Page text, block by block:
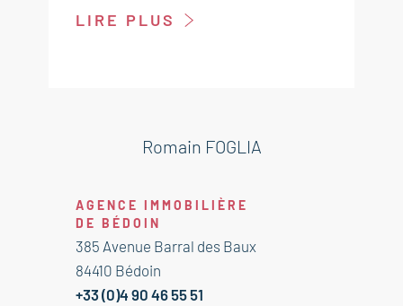
location saisonnière. A découvrir !
Salle d'eau wc 7 m²
Chambre avec placard 14.5 m²
Abri pour vélo 4.5 m²
Immobilier Bedoin - Mont-Ventoux
LIRE PLUS
Romain FOGLIA
AGENCE IMMOBILIÈRE
DE BÉDOIN
385 Avenue Barral des Baux
84410 Bédoin
+33 (0)4 90 46 55 51